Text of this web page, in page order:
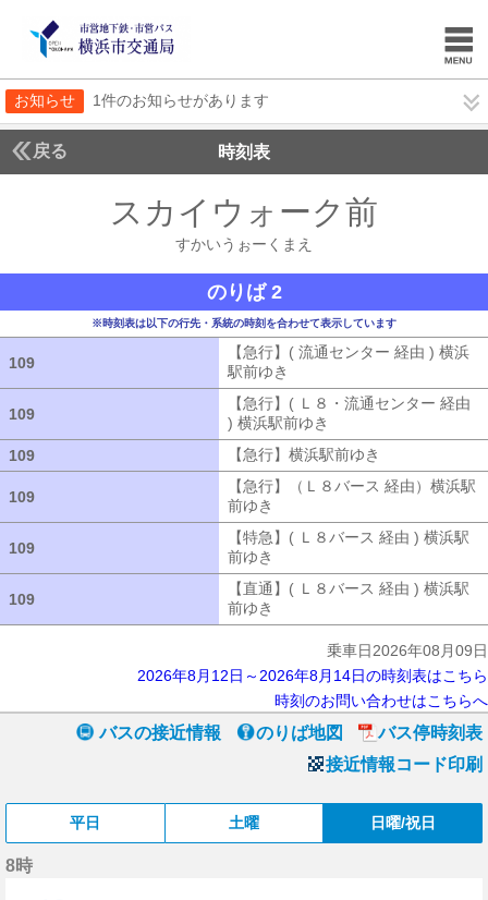
お知らせ 1件のお知らせがあります
戻る 時刻表
スカイウォーク前
すかいうぉーくまえ
のりば 2
※時刻表は以下の行先・系統の時刻を合わせて表示しています
109
【急行】( 流通センター 経由 ) 横浜
駅前ゆき
109
【急行】( Ｌ８・流通センター 経由
) 横浜駅前ゆき
109
【急行】横浜駅前ゆき
109
【急行】（Ｌ８バース 経由）横浜駅
前ゆき
109
【特急】( Ｌ８バース 経由 ) 横浜駅
前ゆき
109
【直通】( Ｌ８バース 経由 ) 横浜駅
前ゆき
乗車日2026年08月09日
2026年8月12日～2026年8月14日の時刻表はこちら
時刻のお問い合わせはこちらへ
バスの接近情報 のりば地図
バス停時刻表
接近情報コード印刷
平日 土曜 日曜/祝日
8時